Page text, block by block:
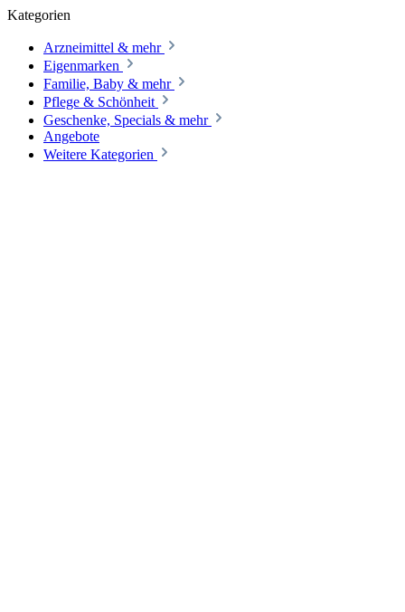
Kategorien
Arzneimittel & mehr
Eigenmarken
Familie, Baby & mehr
Pflege & Schönheit
Geschenke, Specials & mehr
Angebote
Weitere Kategorien